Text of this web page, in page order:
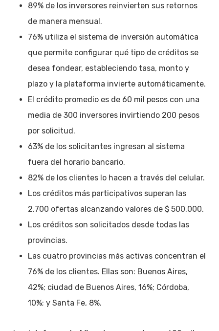
89% de los inversores reinvierten sus retornos
de manera mensual.
76% utiliza el sistema de inversión automática
que permite configurar qué tipo de créditos se
desea fondear, estableciendo tasa, monto y
plazo y la plataforma invierte automáticamente.
El crédito promedio es de 60 mil pesos con una
media de 300 inversores invirtiendo 200 pesos
por solicitud.
63% de los solicitantes ingresan al sistema
fuera del horario bancario.
82% de los clientes lo hacen a través del celular.
Los créditos más participativos superan las
2.700 ofertas alcanzando valores de $ 500,000.
Los créditos son solicitados desde todas las
provincias.
Las cuatro provincias más activas concentran el
76% de los clientes. Ellas son: Buenos Aires,
42%; ciudad de Buenos Aires, 16%; Córdoba,
10%; y Santa Fe, 8%.